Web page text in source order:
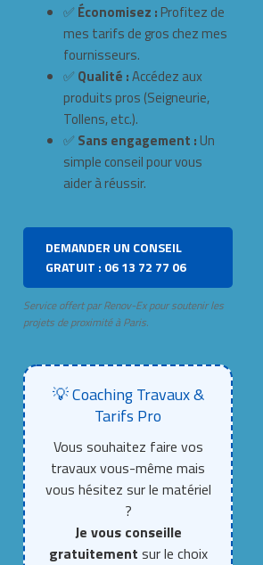
✅ Économisez : Profitez de
mes tarifs de gros chez mes
fournisseurs.
✅ Qualité :Accédez aux
produits pros (Seigneurie,
Tollens, etc.).
✅ Sans engagement : Un
simple conseil pour vous
aider à réussir.
DEMANDER UN CONSEIL
GRATUIT : 06 13 72 77 06
Service offert par Renov-Ex pour soutenir les
projets de proximité à Paris.
💡 Coaching Travaux &
Tarifs Pro
Vous souhaitez faire vos
travaux vous-même mais
vous hésitez sur le matériel
?
Je vous conseille
gratuitement sur le choix